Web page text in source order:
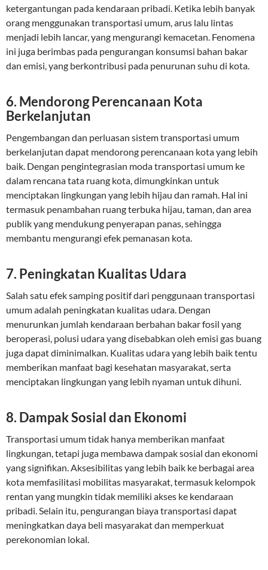
ketergantungan pada kendaraan pribadi. Ketika lebih banyak
orang menggunakan transportasi umum, arus lalu lintas
menjadi lebih lancar, yang mengurangi kemacetan. Fenomena
ini juga berimbas pada pengurangan konsumsi bahan bakar
dan emisi, yang berkontribusi pada penurunan suhu di kota.
6. Mendorong Perencanaan Kota
Berkelanjutan
Pengembangan dan perluasan sistem transportasi umum
berkelanjutan dapat mendorong perencanaan kota yang lebih
baik. Dengan pengintegrasian moda transportasi umum ke
dalam rencana tata ruang kota, dimungkinkan untuk
menciptakan lingkungan yang lebih hijau dan ramah. Hal ini
termasuk penambahan ruang terbuka hijau, taman, dan area
publik yang mendukung penyerapan panas, sehingga
membantu mengurangi efek pemanasan kota.
7. Peningkatan Kualitas Udara
Salah satu efek samping positif dari penggunaan transportasi
umum adalah peningkatan kualitas udara. Dengan
menurunkan jumlah kendaraan berbahan bakar fosil yang
beroperasi, polusi udara yang disebabkan oleh emisi gas buang
juga dapat diminimalkan. Kualitas udara yang lebih baik tentu
memberikan manfaat bagi kesehatan masyarakat, serta
menciptakan lingkungan yang lebih nyaman untuk dihuni.
8. Dampak Sosial dan Ekonomi
Transportasi umum tidak hanya memberikan manfaat
lingkungan, tetapi juga membawa dampak sosial dan ekonomi
yang signifikan. Aksesibilitas yang lebih baik ke berbagai area
kota memfasilitasi mobilitas masyarakat, termasuk kelompok
rentan yang mungkin tidak memiliki akses ke kendaraan
pribadi. Selain itu, pengurangan biaya transportasi dapat
meningkatkan daya beli masyarakat dan memperkuat
perekonomian lokal.